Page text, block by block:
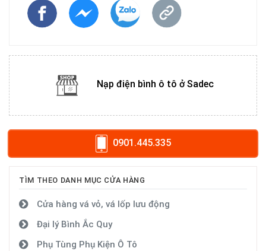
Nạp điện bình ô tô ở Sadec
0901.445.335
TÌM THEO DANH MỤC CỬA HÀNG
Cửa hàng vá vỏ, vá lốp lưu động
Đại lý Bình Ắc Quy
Phụ Tùng Phụ Kiện Ô Tô